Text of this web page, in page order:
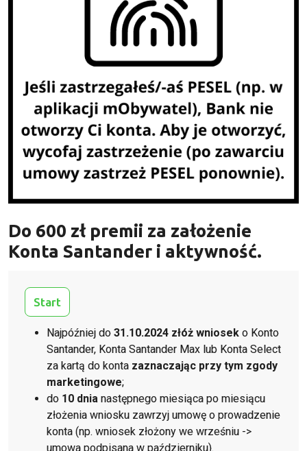
Do 600 złpremii za założenie
Konta Santander i aktywność.
Start
Najpóźniej do 31.10.2024 złóż wniosek o Konto
Santander, Konta Santander Max lub Konta Select
za kartą do konta zaznaczając przy tym zgody
marketingowe;
do 10 dnia następnego miesiąca po miesiącu
złożenia wniosku zawrzyj umowę o prowadzenie
konta (np. wniosek złożony we wrześniu ->
umowa podpisana w październiku).